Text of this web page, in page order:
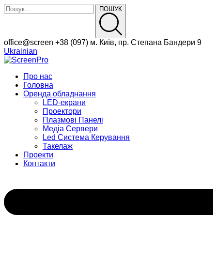
ПОШУК
Facebook
Profile
Instagram
Profile
office@screen +38 (097) м. Київ, пр. Степана Бандери 9
Ukrainian
Про нас
Головна
Оренда обладнання
LED-екрани
Проектори
Плазмові Панелі
Медіа Сервери
Led Система Керування
Такелаж
Проекти
Контакти